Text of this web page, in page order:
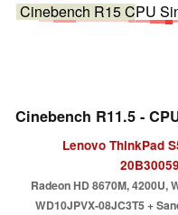
Cinebench R15 CPU
Cinebench R11.5 -
Lenovo ThinkPad
Radeon HD 8670M, 4200U,
WD10JPVX-08JC3T5 +